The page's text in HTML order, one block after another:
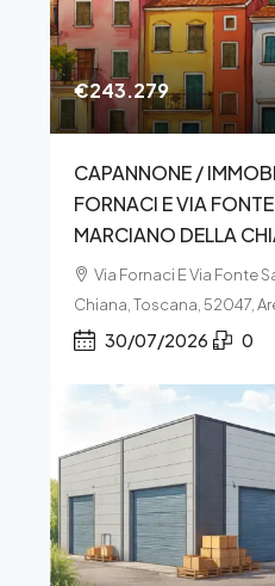
€243.279
CAPANNONE /
FORNACI E VIA
MARCIANO DELLA
Via Fornaci E Via Fonte
Chiana, Toscana, 52047,
30/07/2026 0